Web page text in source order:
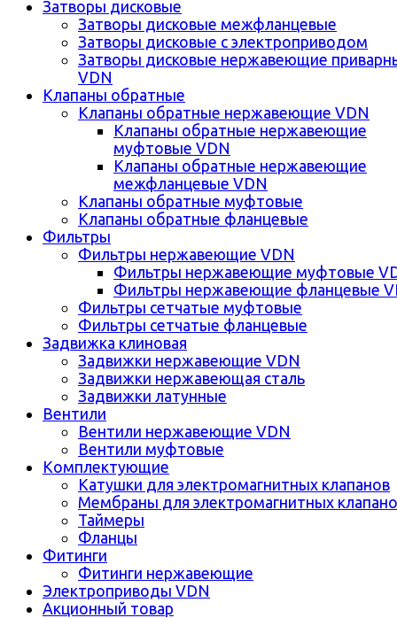
Затворы дисковые
Затворы дисковые межфланцевые
Затворы дисковые с электроприводом
Затворы дисковые нержавеющие
VDN
Клапаны обратные
Клапаны обратные нержавеющие VDN
Клапаны обратные нержавеющие
муфтовые VDN
Клапаны обратные нержавеющие
межфланцевые VDN
Клапаны обратные муфтовые
Клапаны обратные фланцевые
Фильтры
Фильтры нержавеющие VDN
Фильтры нержавеющие муфтовые
Фильтры нержавеющие фланцевые
Фильтры сетчатые муфтовые
Фильтры сетчатые фланцевые
Задвижка клиновая
Задвижки нержавеющие VDN
Задвижки нержавеющая сталь
Задвижки латунные
Вентили
Вентили нержавеющие VDN
Вентили муфтовые
Комплектующие
Катушки для электромагнитных клапанов
Мембраны для электромагнитных
Таймеры
Фланцы
Фитинги
Фитинги нержавеющие
Электроприводы VDN
Акционный товар